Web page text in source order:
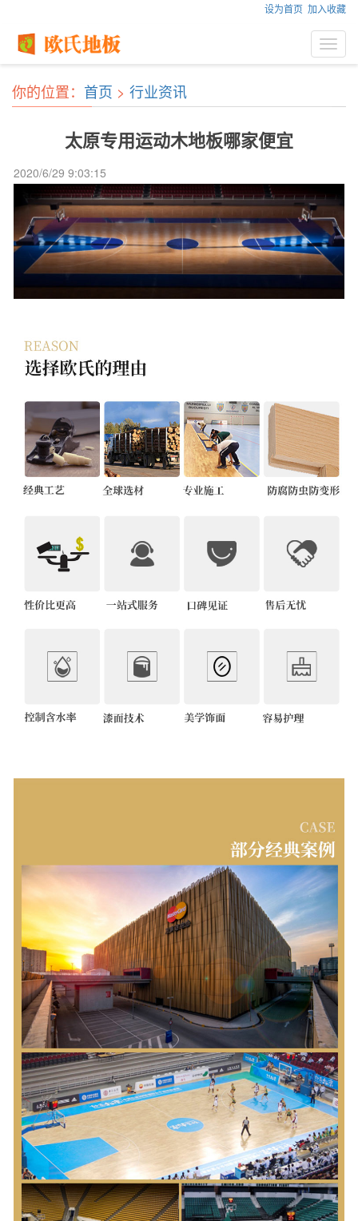
设为首页 加入收藏
你的位置： 首页 > 行业资讯
太原专用运动木地板哪家便宜
2020/6/29 9:03:15